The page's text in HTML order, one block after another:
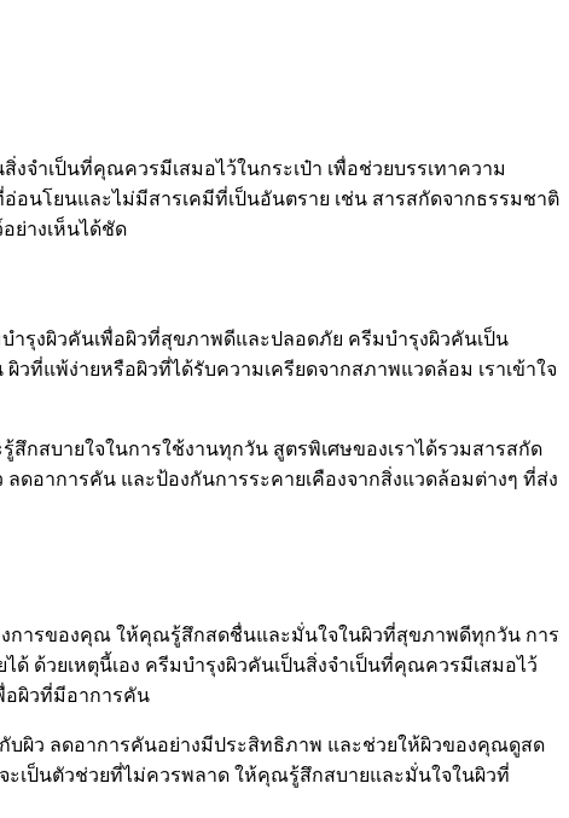
สิ่งจำเป็นที่คุณควรมีเสมอไว้ในกระเป๋า เพื่อช่วยบรรเทาความ
อนโยนและไม่มีสารเคมีที่เป็นอันตราย เช่น สารสกัดจากธรรมชาติ
ย่างเห็นได้ชัด
รุงผิวคันเพื่อผิวที่สุขภาพดีและปลอดภัย ครีมบำรุงผิวคันเป็น
ที่แพ้ง่ายหรือผิวที่ได้รับความเครียดจากสภาพแวดล้อม เราเข้าใจ
กสบายใจในการใช้งานทุกวัน สูตรพิเศษของเราได้รวมสารสกัด
อาการคัน และป้องกันการระคายเคืองจากสิ่งแวดล้อมต่างๆ ที่ส่ง
การของคุณ ให้คุณรู้สึกสดชื่นและมั่นใจในผิวที่สุขภาพดีทุกวัน การ
ด้วยเหตุนี้เอง ครีมบำรุงผิวคันเป็นสิ่งจำเป็นที่คุณควรมีเสมอไว้
อผิวที่มีอาการคัน
ผิว ลดอาการคันอย่างมีประสิทธิภาพ และช่วยให้ผิวของคุณดูสด
จะเป็นตัวช่วยที่ไม่ควรพลาด ให้คุณรู้สึกสบายและมั่นใจในผิวที่